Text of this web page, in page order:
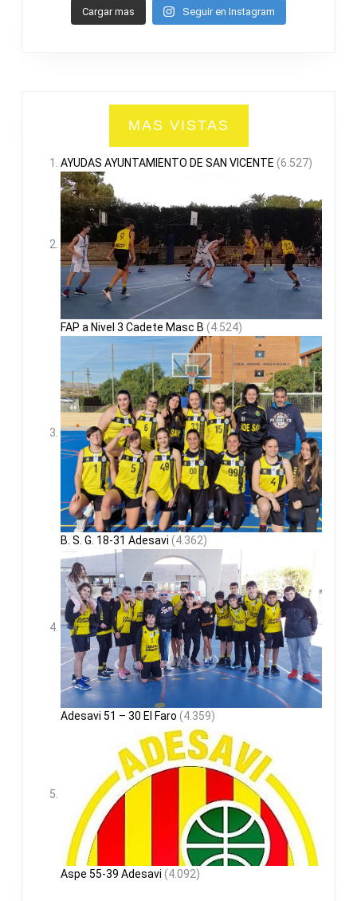
Cargar mas Seguir en Instagram
MAS VISTAS
AYUDAS AYUNTAMIENTO DE SAN VICENTE (6.527)
FAP a Nivel 3 Cadete Masc B (4.524)
B. S. G. 18-31 Adesavi (4.362)
Adesavi 51 – 30 El Faro (4.359)
Aspe 55-39 Adesavi (4.092)